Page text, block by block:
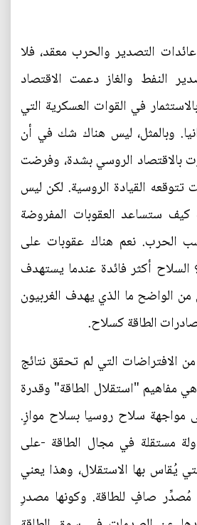
التصدير والحرب معقد، فلا
النفط والغاز دعمت الاقتصاد
في القوات العسكرية التي
وبالمثل، ليس هناك شك في أن
بالاقتصاد الروسي بشدة، وفرضت
تتوقعه القيادة الروسية. لكن ليس
ستساعد العقوبات المفروضة
الحرب. نعم هناك عقوبات على
السلاح أكثر فائدة عندما يستهدف
الواضح ما الذي يهدف الغربيون
الطاقة كسلاح.
الافتراضات التي لم تحقق نتائج
مفاهيم "استقلال الطاقة" وقدرة
مواجهة سلاح روسيا بسلاح موازٍ.
مستقلة في مجال الطاقة -على
يُقاس بها الاستقلال، وهذا يعني
مُصدِّر صافٍ للطاقة. وكونها مصدرِ